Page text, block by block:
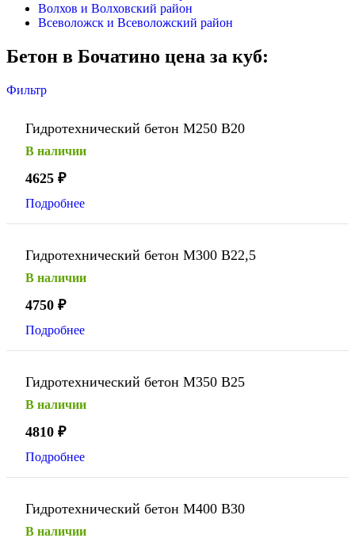
Волхов и Волховский район
Всеволожск и Всеволожский район
Бетон в Бочатино цена за куб:
Фильтр
Гидротехнический бетон М250 В20
В наличии
4625 ₽
Подробнее
Гидротехнический бетон М300 В22,5
В наличии
4750 ₽
Подробнее
Гидротехнический бетон М350 В25
В наличии
4810 ₽
Подробнее
Гидротехнический бетон М400 В30
В наличии